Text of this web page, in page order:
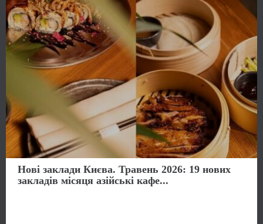
Нові заклади Києва. Травень 2026: 19 нових
закладів місяця азійські кафе...